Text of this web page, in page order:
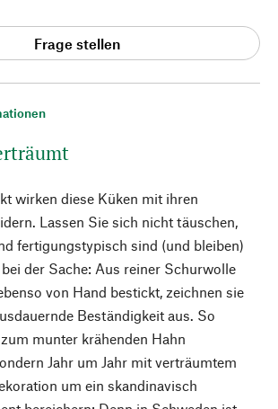
wirken diese Küken mit ihren
Lassen Sie sich nicht täuschen,
fertigungstypisch sind (und bleiben)
der Sache: Aus reiner Schurwolle
von Hand bestickt, zeichnen sie
Beständigkeit aus. So
munter krähenden Hahn
Jahr um Jahr mit verträumtem
um ein skandinavisch
Frage stellen